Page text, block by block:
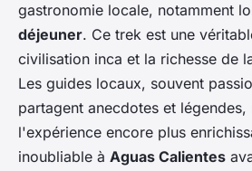
gastronomie locale, notamment
déjeuner. Ce trek est une
civilisation inca et la richesse de
Les guides locaux, souvent
partagent anecdotes et légendes,
l'expérience encore plus
inoubliable à Aguas Calientes